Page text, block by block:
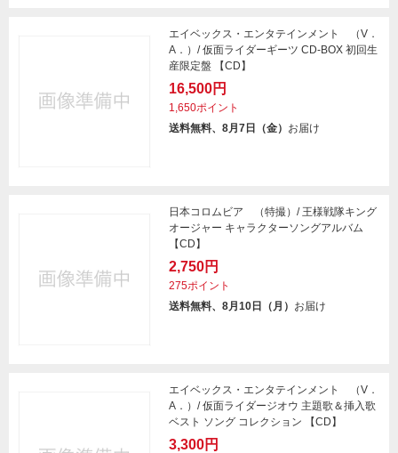
エイベックス・エンタテインメント （V．
A．）/ 仮面ライダーギーツ CD-BOX 初回生
産限定盤 【CD】
16,500円
1,650ポイント
送料無料、8月7日（金） お届け
日本コロムビア （特撮）/ 王様戦隊キング
オージャー キャラクターソングアルバム
【CD】
2,750円
275ポイント
送料無料、8月10日（月） お届け
エイベックス・エンタテインメント （V．
A．）/ 仮面ライダージオウ 主題歌＆挿入歌
ベスト ソング コレクション 【CD】
3,300円